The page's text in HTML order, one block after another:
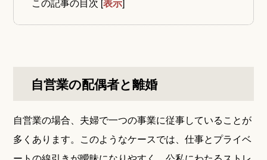
自営業の配偶者と離婚
自営業の場合、夫婦で一つの事業に従事していることが
多くあります。このようなケースでは、仕事とプライベ